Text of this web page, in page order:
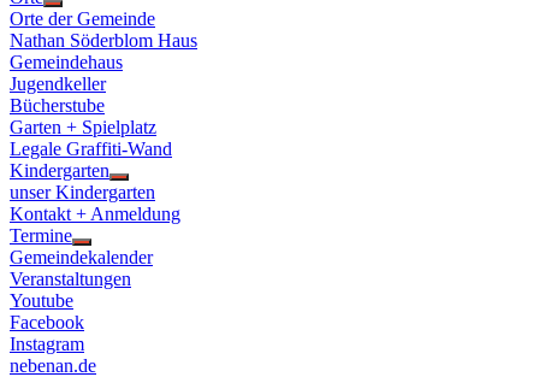
Show
sub
menu
Orte der Gemeinde
Nathan Söderblom Haus
Gemeindehaus
Jugendkeller
Bücherstube
Garten + Spielplatz
Legale Graffiti-Wand
Kindergarten
Show
sub
menu
unser Kindergarten
Kontakt + Anmeldung
Termine
Show
sub
menu
Gemeindekalender
Veranstaltungen
Youtube
Facebook
Instagram
nebenan.de